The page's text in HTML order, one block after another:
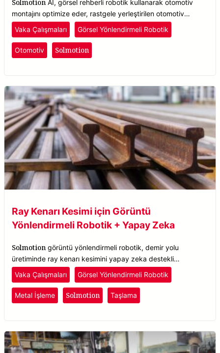
Solmotion AI, görsel rehberli robotik kullanarak otomotiv
montajını optimize eder, rastgele yerleştirilen otomotiv
parçalarını, yönelim fark etmeksizin hassasiyetle tespit eder.
Vaka Çalışmaları Görsel Yönlendirmeli Robotik
Otomotiv Solmotion
Ray Kenarı Kesimi için Görüntü
Yönlendirmeli Robotik + Yapay Zeka
Solmotion görüntü yönlendirmeli robotik, demir yolu
üretiminde ray kenarı kesimini yapay zeka destekli
otomatikleştirerek verimliliği ve tedariki artırır.
Vaka Çalışmaları Görsel Yönlendirmeli Robotik
Metal İşleme Solmotion Taşlama